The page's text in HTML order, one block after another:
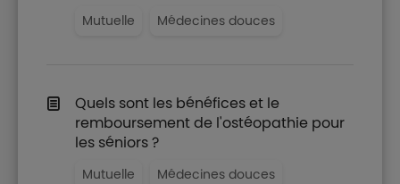
Mutuelle Médecines douces
Quels sont les bénéfices et le
remboursement de l'ostéopathie pour
les séniors ?
Mutuelle Médecines douces